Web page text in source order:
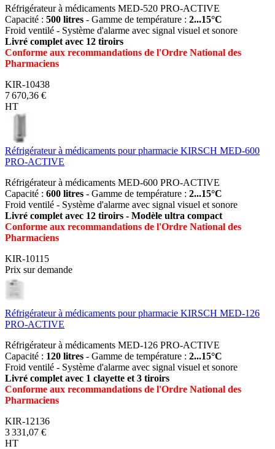
Réfrigérateur à médicaments MED-520 PRO-ACTIVE
Capacité : 500 litres - Gamme de température : 2...15°C
Froid ventilé - Système d'alarme avec signal visuel et sonore
Livré complet avec 12 tiroirs
Conforme aux recommandations de l'Ordre National des
Pharmaciens
KIR-10438
7 670,36 €
HT
Réfrigérateur à médicaments pour pharmacie KIRSCH MED-600
PRO-ACTIVE
Réfrigérateur à médicaments MED-600 PRO-ACTIVE
Capacité : 600 litres - Gamme de température : 2...15°C
Froid ventilé - Système d'alarme avec signal visuel et sonore
Livré complet avec 12 tiroirs - Modèle ultra compact
Conforme aux recommandations de l'Ordre National des
Pharmaciens
KIR-10115
Prix sur demande
Réfrigérateur à médicaments pour pharmacie KIRSCH MED-126
PRO-ACTIVE
Réfrigérateur à médicaments MED-126 PRO-ACTIVE
Capacité : 120 litres - Gamme de température : 2...15°C
Froid ventilé - Système d'alarme avec signal visuel et sonore
Livré complet avec 1 clayette et 3 tiroirs
Conforme aux recommandations de l'Ordre National des
Pharmaciens
KIR-12136
3 331,07 €
HT